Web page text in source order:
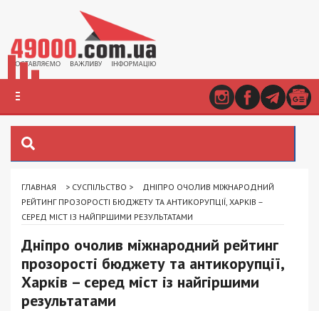
ГЛАВНАЯ > СУСПІЛЬСТВО >
ДНІПРО ОЧОЛИВ МІЖНАРОДНИЙ
РЕЙТИНГ ПРОЗОРОСТІ БЮДЖЕТУ ТА АНТИКОРУПЦІЇ, ХАРКІВ –
СЕРЕД МІСТ ІЗ НАЙГІРШИМИ РЕЗУЛЬТАТАМИ
Дніпро очолив міжнародний рейтинг
прозорості бюджету та антикорупції,
Харків – серед міст із найгіршими
результатами